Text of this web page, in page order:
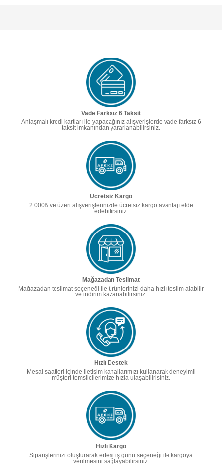
Vade Farksız 6 Taksit
Anlaşmalı kredi kartları ile yapacağınız alışverişlerde vade farksız 6
taksit imkanından yararlanabilirsiniz.
Ücretsiz Kargo
2.000₺ ve üzeri alışverişlerinizde ücretsiz kargo avantajı elde
edebilirsiniz.
Mağazadan Teslimat
Mağazadan teslimat seçeneği ile ürünlerinizi daha hızlı teslim alabilir
ve indirim kazanabilirsiniz.
Hızlı Destek
Mesai saatleri içinde iletişim kanallarımızı kullanarak deneyimli
müşteri temsilcilerimize hızla ulaşabilirisiniz.
Hızlı Kargo
Siparişlerinizi oluşturarak ertesi iş günü seçeneği ile kargoya
verilmesini sağlayabilirsiniz.